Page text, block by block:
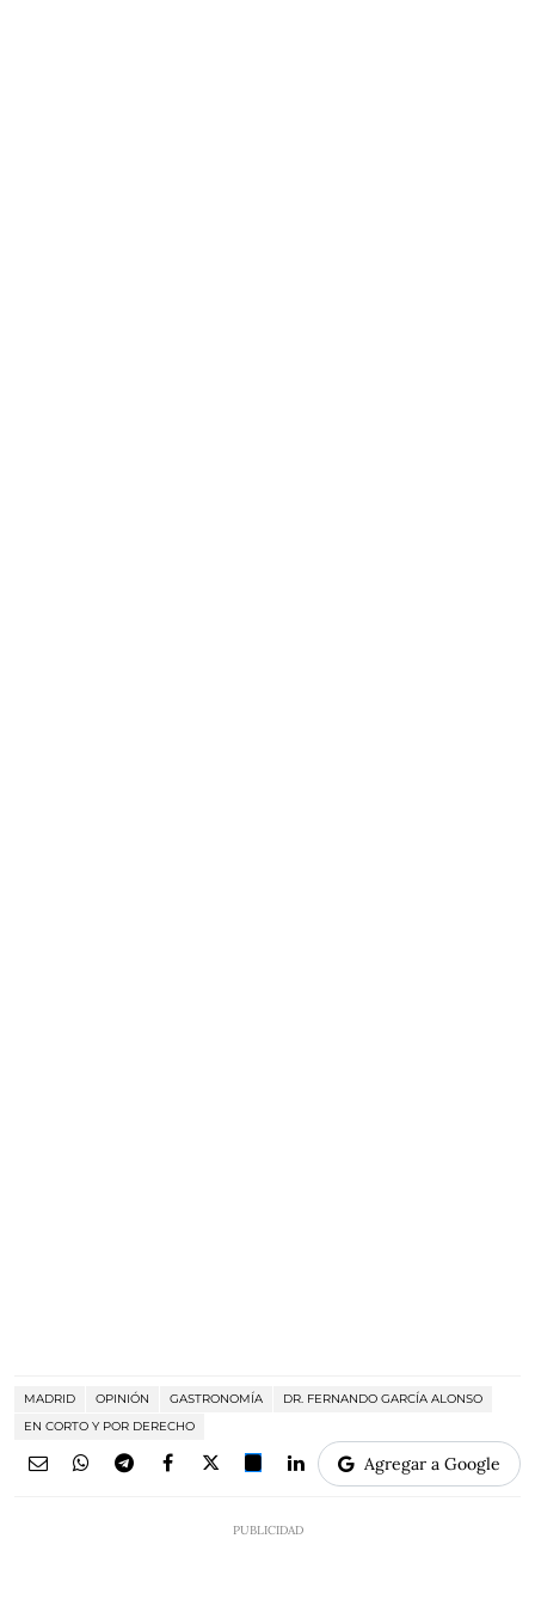
MADRID OPINIÓN GASTRONOMÍA
DR. FERNANDO GARCÍA ALONSO
EN CORTO Y POR DERECHO
Agregar a Google